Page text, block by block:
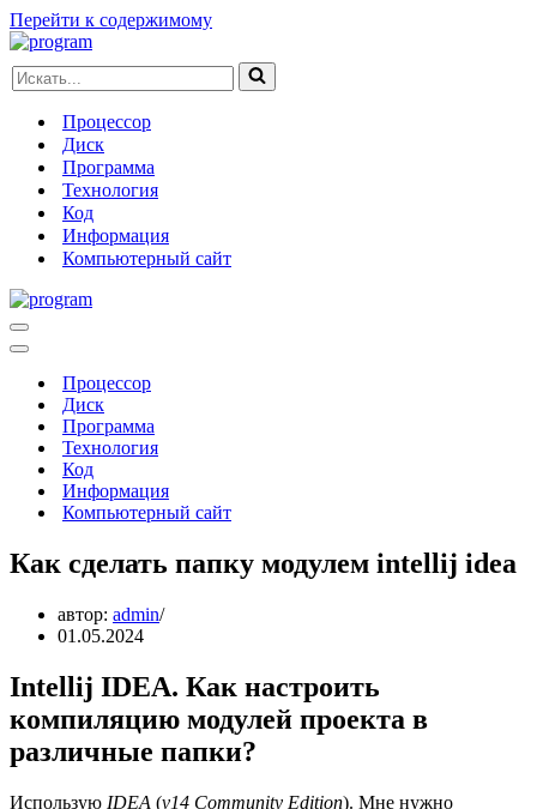
Перейти к содержимому
Искать...
Процессор
Диск
Программа
Технология
Код
Информация
Компьютерный сайт
Меню
навигации
Меню
навигацииПроцессор
Диск
Программа
Технология
Код
Информация
Компьютерный сайт
Как сделать папку модулем intellij idea
автор: admin
01.05.2024
Intellij IDEA. Как настроить
компиляцию модулей проекта в
различные папки?
Использую IDEA (v14 Community Edition). Мне нужно